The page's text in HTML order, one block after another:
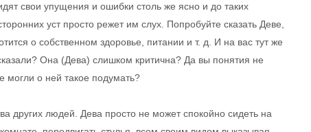
свои упущения и ошибки столь же ясно и до таких
уст просто режет им слух. Попробуйте сказать Деве,
о собственном здоровье, питании и т. д. И на вас тут же
Она (Дева) слишком критична? Да вы понятия не
могли о ней такое подумать?
других людей. Дева просто не может спокойно сидеть на